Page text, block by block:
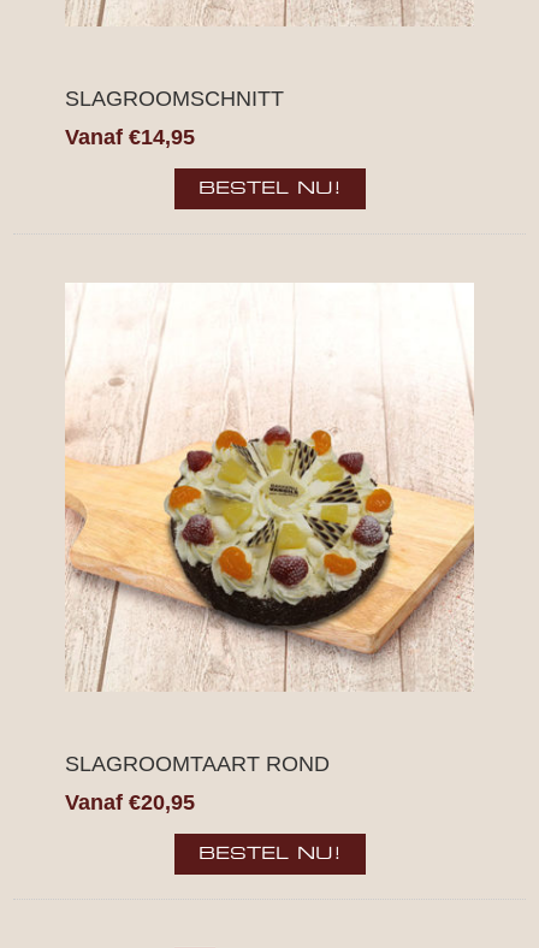
SLAGROOMSCHNITT
Vanaf €14,95
SLAGROOMTAART ROND
Vanaf €20,95